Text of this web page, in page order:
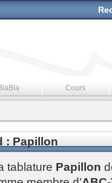
Cours
: Papillon
tablature Papillon